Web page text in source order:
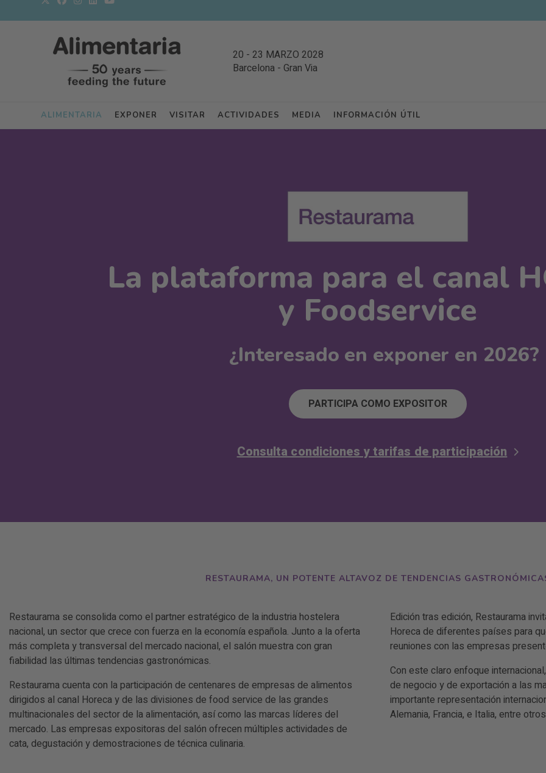
20 - 23 MARZO 2028
Barcelona - Gran Via
ALIMENTARIA EXPONER VISITAR ACTIVIDADES MEDIA INFORMACIÓN ÚTIL
La plataforma para el canal
y Foodservice
¿Interesado en exponer en 2026?
PARTICIPA COMO EXPOSITOR
Consulta condiciones y tarifas de participación
RESTAURAMA, UN POTENTE ALTAVOZ DE TENDENCIAS
Restaurama se consolida como el partner estratégico de la industria hostelera
nacional, un sector que crece con fuerza en la economía española. Junto a la oferta
más completa y transversal del mercado nacional, el salón muestra con gran
fiabilidad las últimas tendencias gastronómicas.
Restaurama cuenta con la participación de centenares de empresas de alimentos
dirigidos al canal Horeca y de las divisiones de food service de las grandes
multinacionales del sector de la alimentación, así como las marcas líderes del
mercado. Las empresas expositoras del salón ofrecen múltiples actividades de
cata, degustación y demostraciones de técnica culinaria.
Edición tras edición, Restaurama
Horeca de diferentes países para
reuniones con las empresas
Con este claro enfoque
de negocio y de exportación a las
importante representación
Alemania, Francia, e Italia, entre